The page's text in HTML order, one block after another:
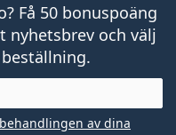
Få 50 bonuspoäng
nyhetsbrev och välj
behandlingen av dina